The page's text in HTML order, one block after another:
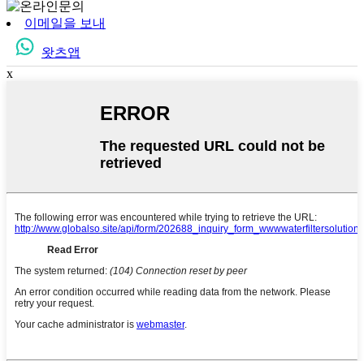
이메일을 보내
왓츠앱
x